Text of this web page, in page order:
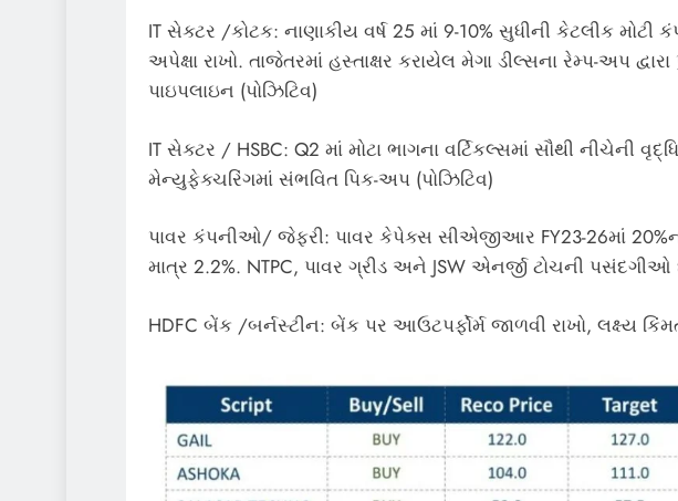
IT સેક્ટર /કોટક: નાણાકીય વર્ષ 25 માં 9-10% સુધીની કેટલીક મોટી
અપેક્ષા રાખો. તાજેતરમાં હસ્તાક્ષર કરાયેલ મેગા ડીલ્સના રેમ્પ-અપ
પાઇપલાઇન (પોઝિટિવ)
IT સેક્ટર / HSBC: Q2 માં મોટા ભાગના વર્ટિકલ્સમાં સૌથી
મેન્યુફેક્ચરિંગમાં સંભવિત પિક-અપ (પોઝિટિવ)
પાવર કંપનીઓ/ જેફરી: પાવર કેપેક્સ સીએજીઆર FY23-26માં
માત્ર 2.2%. NTPC, પાવર ગ્રીડ અને JSW એનર્જી ટોચની પસંદગીઓ
HDFC બેંક /બર્નસ્ટીન: બેંક પર આઉટપર્ફોર્મ જાળવી રાખો, લક્ષ્ય